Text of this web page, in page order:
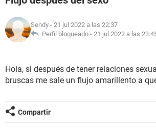
FAMILIA
NUTRICIÓN
SEXUALIDAD
GLOSARIO
Sendy - 21 jul 2022 a las 22:37
Perfil bloqueado - 21 jul 2022 a las
Hola, si después de tener relaciones
bruscas me sale un flujo amarillento a
Compartir